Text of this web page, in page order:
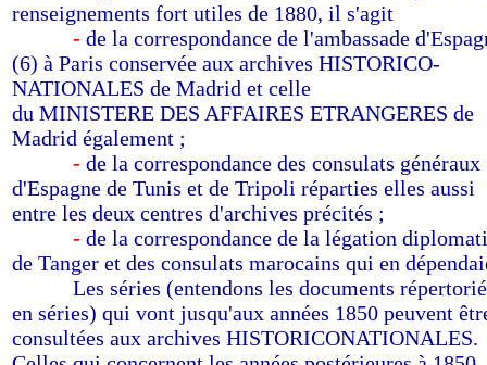
renseignements fort utiles de 1880, il s'agit
- de la correspondance de l'ambassade
(6) à Paris conservée aux archives HISTORICO-
NATIONALES de Madrid et celle
du MINISTERE DES AFFAIRES ETRANGERES de
Madrid également ;
- de la correspondance des consulats généraux
d'Espagne de Tunis et de Tripoli réparties elles aussi
entre les deux centres d'archives précités ;
- de la correspondance de la légation
de Tanger et des consulats marocains qui en
Les séries (entendons les documents
en séries) qui vont jusqu'aux années 1850 peuvent
consultées aux archives HISTORICONATIONALES.